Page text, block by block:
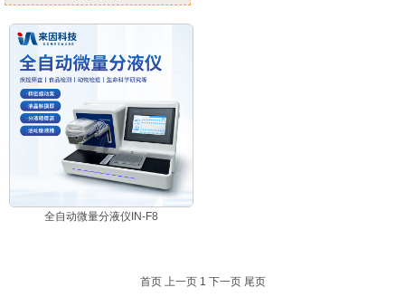
全自动微量分液仪IN-F8
首页 上一页 1 下一页 尾页